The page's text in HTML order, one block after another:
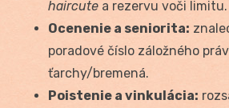
haircute a rezervu voči limitu.
Ocenenie a seniorita:
poradové číslo záložného
ťarchy/bremená.
Poistenie a vinkulácia: